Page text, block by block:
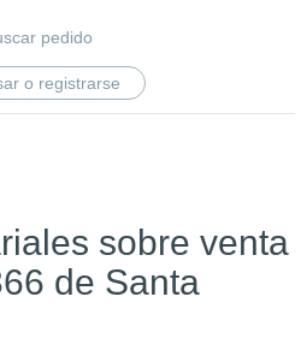
pedido
o registrarse
sobre venta
de Santa